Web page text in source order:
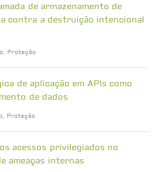
de armazenamento de
contra a destruição intencional
Proteção
de aplicação em APIs como
de dados
Proteção
acessos privilegiados no
ameaças internas